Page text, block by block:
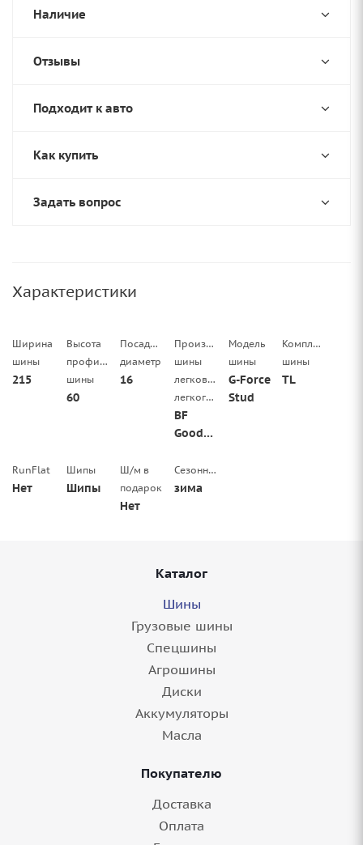
Наличие
Отзывы
Подходит к авто
Как купить
Задать вопрос
Характеристики
Ширина
шины
215
Высота
профиля
шины
60
Посадочный
диаметр
16
Производитель
шины
легковой/
легкогрузовой
BF
Goodrich
Модель
шины
G-Force
Stud
Комплектация
шины
TL
RunFlat
Нет
Шипы
Шипы
Ш/м в
подарок
Нет
Сезонность
зима
Каталог
Шины
Грузовые шины
Спецшины
Агрошины
Диски
Аккумуляторы
Масла
Покупателю
Доставка
Оплата